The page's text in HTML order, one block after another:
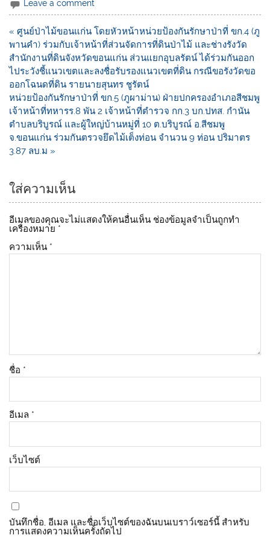
e
c
e
b
o
o
k
p
y
Li
n
k
Leave a comment
« ศูนย์ป่าไม้ขอนแก่น โดยหัวหน้าหน่วยป้องกันรักษาป่าที่ ขก.4 (ภู
พานคำ) ร่วมกับเจ้าหน้าที่ส่วนจัดการที่ดินป่าไม้ และช่างรังวัด
สำนักงานที่ดินจังหวัดขอนแก่น ส่วนแยกอุบลรัตน์ ได้ร่วมกันออก
ไประวังชี้แนวเขตและลงชื่อรับรองแนวเขตที่ดิน กรณีขอรังวัดขอ
ออกโฉนดที่ดิน รายนายสุนทร ชูรัตน์
หน่วยป้องกันรักษาป่าที่ ขก.5 (ภูผาม่าน) ฝ่ายปกครองอำเภอสีชมพู
เจ้าหน้าที่ทหารร.8 พัน 2 เจ้าหน้าที่ตำรวจ กก.3 บก.ปทส. กำนัน
ตำบลบริบูรณ์ และผู้ใหญ่บ้านหมู่ที่ 10 ต.บริบูรณ์ อ.สีชมพู
จ.ขอนแก่น ร่วมกันตรวจยึดไม้เต็งท่อน จำนวน 9 ท่อน ปริมาตร
3.87 ลบ.ม »
ใส่ความเห็น
อีเมลของคุณจะไม่แสดงให้คนอื่นเห็น ช่องข้อมูลจำเป็นถูกทำ
เครื่องหมาย *
ความเห็น *
ชื่อ *
อีเมล *
เว็บไซต์
บันทึกชื่อ, อีเมล และชื่อเว็บไซต์ของฉันบนเบราว์เซอร์นี้ สำหรับ
การแสดงความเห็นครั้งถัดไป